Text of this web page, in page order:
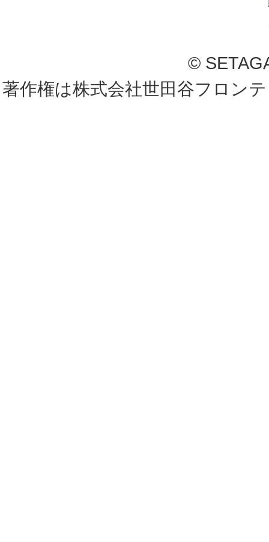
©
著作権は株式会社世田谷フロン